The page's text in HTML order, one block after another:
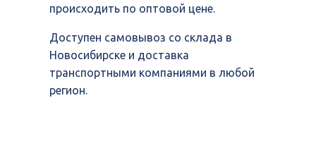
происходить по оптовой цене.
Доступен самовывоз со склада в
Новосибирске и доставка
транспортными компаниями в любой
регион.